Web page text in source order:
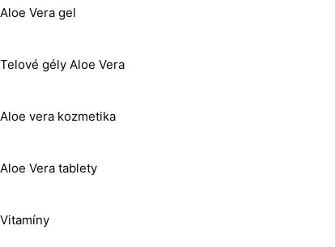
Aloe Vera gel
Telové gély Aloe Vera
Aloe vera kozmetika
Aloe Vera tablety
Vitamíny